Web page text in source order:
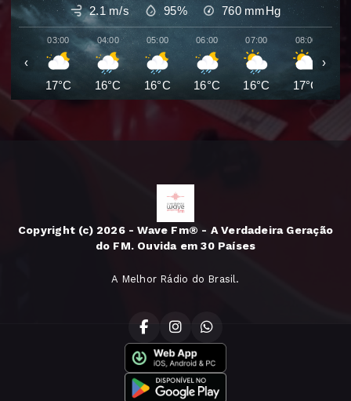
2.1 m/s 95% 760 mmHg
03:00
17°C
04:00
16°C
05:00
16°C
06:00
16°C
07:00
16°C
08:00
17°C
‹ ›
Copyright (c) 2026 - Wave Fm® - A Verdadeira Geração
do FM. Ouvida em 30 Países
A Melhor Rádio do Brasil.